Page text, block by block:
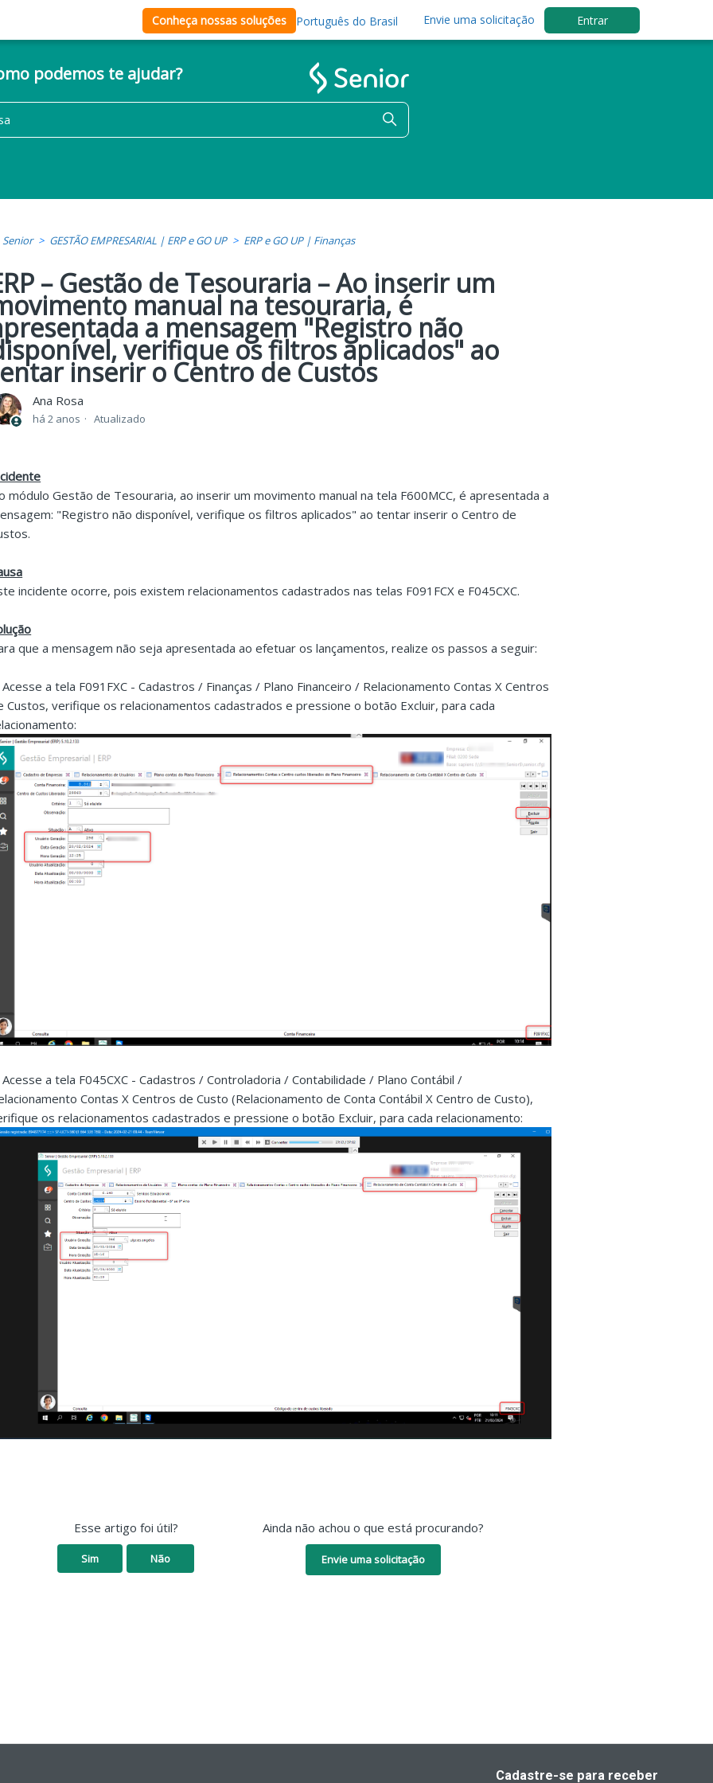
Conheça nossas soluções Português do Brasil Envie uma solicitação Entrar
podemos te ajudar?
Senior GESTÃO EMPRESARIAL | ERP e GO UP ERP e GO UP | Finanças
– Gestão de Tesouraria – Ao inserir um
manual na tesouraria, é
a mensagem "Registro não
verifique os filtros aplicados" ao
inserir o Centro de Custos
Ana Rosa
há 2 anos Atualizado
módulo Gestão de Tesouraria, ao inserir um movimento manual na tela F600MCC, é apresentada a
"Registro não disponível, verifique os filtros aplicados" ao tentar inserir o Centro de
incidente ocorre, pois existem relacionamentos cadastrados nas telas F091FCX e F045CXC.
que a mensagem não seja apresentada ao efetuar os lançamentos, realize os passos a seguir:
Acesse a tela F091FXC - Cadastros / Finanças / Plano Financeiro / Relacionamento Contas X Centros
Custos, verifique os relacionamentos cadastrados e pressione o botão Excluir, para cada
Acesse a tela F045CXC - Cadastros / Controladoria / Contabilidade / Plano Contábil /
Contas X Centros de Custo (Relacionamento de Conta Contábil X Centro de Custo),
os relacionamentos cadastrados e pressione o botão Excluir, para cada relacionamento:
Esse artigo foi útil?
Sim Não
Ainda não achou o que está procurando?
Envie uma solicitação